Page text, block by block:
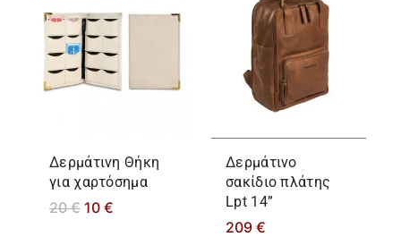
Δερμάτινη Θήκη
για χαρτόσημα
20€ 10 €
Δερμάτινο
σακίδιο πλάτης
Lpt 14”
209 €